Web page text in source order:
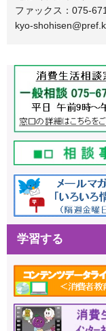
ファックス：075-
kyo-
学習する